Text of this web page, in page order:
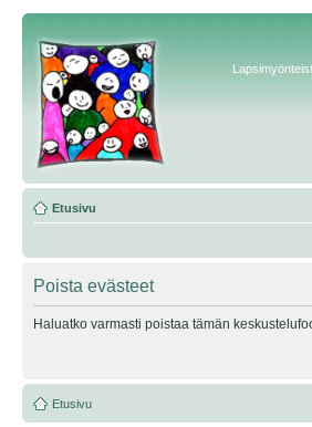
Etusivu
Poista evästeet
Haluatko varmasti poistaa tämän
Etusivu